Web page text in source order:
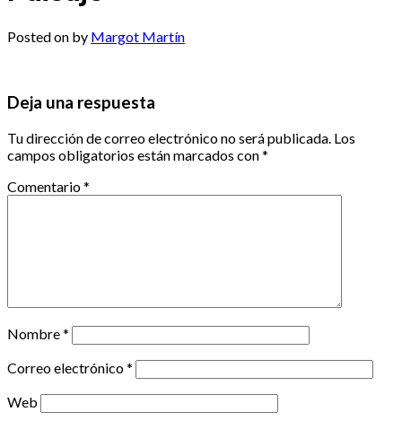
Posted on by Margot Martín
Deja una respuesta
Tu dirección de correo electrónico no será publicada. Los
campos obligatorios están marcados con*
Comentario*
Nombre*
Correo electrónico*
Web